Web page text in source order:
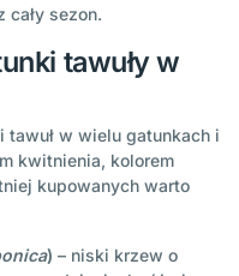
cały sezon.
tawuły w
w wielu gatunkach i
kwitnienia, kolorem
kupowanych warto
) – niski krzew o